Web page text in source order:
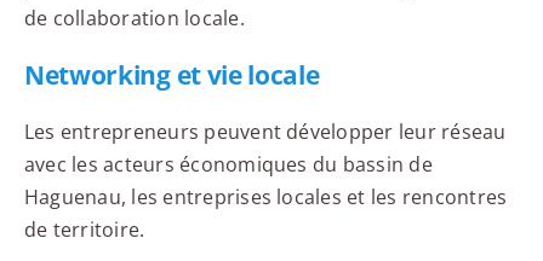
de collaboration locale.
Networking et vie locale
Les entrepreneurs peuvent développer leur réseau
avec les acteurs économiques du bassin de
Haguenau, les entreprises locales et les rencontres
de territoire.